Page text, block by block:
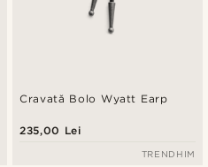
Cravată Bolo Wyatt Earp
235,00 Lei
TRENDHIM